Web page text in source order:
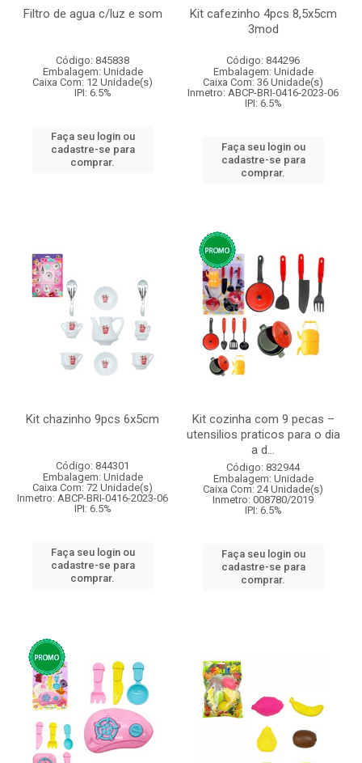
Filtro de agua c/luz e som
Código: 845838
Embalagem: Unidade
Caixa Com: 12 Unidade(s)
IPI: 6.5%
Faça seu login ou
cadastre-se para
comprar.
Kit cafezinho 4pcs 8,5x5cm
3mod
Código: 844296
Embalagem: Unidade
Caixa Com: 36 Unidade(s)
Inmetro: ABCP-BRI-0416-2023-06
IPI: 6.5%
Faça seu login ou
cadastre-se para
comprar.
Kit chazinho 9pcs 6x5cm
Código: 844301
Embalagem: Unidade
Caixa Com: 72 Unidade(s)
Inmetro: ABCP-BRI-0416-2023-06
IPI: 6.5%
Faça seu login ou
cadastre-se para
comprar.
Kit cozinha com 9 pecas –
utensilios praticos para o dia
a d...
Código: 832944
Embalagem: Unidade
Caixa Com: 24 Unidade(s)
Inmetro: 008780/2019
IPI: 6.5%
Faça seu login ou
cadastre-se para
comprar.